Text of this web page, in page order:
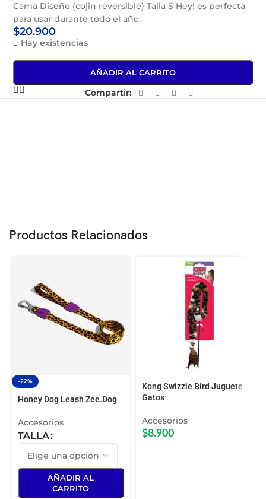
Cama Diseño (cojin reversible) Talla S Hey! es perfecta
para usar durante todo el año.
$20.900
Hay existencias
AÑADIR AL CARRITO
Compartir:
Productos Relacionados
-22%
Honey Dog Leash Zee.Dog
Accesorios
TALLA
AÑADIR AL
CARRITO
Kong Swizzle Bird Juguete
Gatos
Accesorios
$8.900